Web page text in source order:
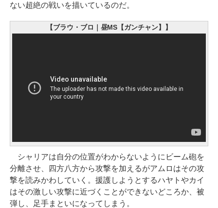
ない超絶の戦いを描いているのだ。
【ブラウ・ブロ｜昼MS【ガンチャン】】
シャリアは自分の位置がわからないようにビーム砲を
分離させ、四方八方から攻撃を加えるがアムロはその攻
撃を読みかわしていく。援護しようとするハヤトやカイ
はその激しい攻撃に近づくことができないどころか、被
弾し、足手まといになってしまう。